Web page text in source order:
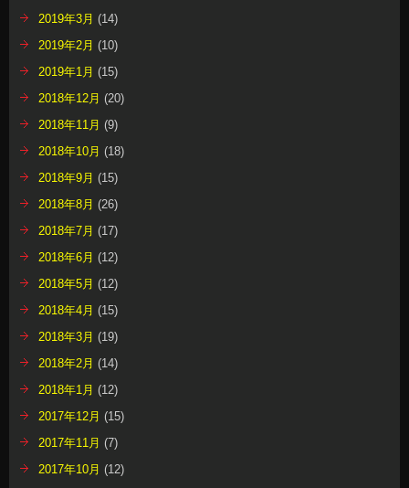
2019年3月 (14)
2019年2月 (10)
2019年1月 (15)
2018年12月 (20)
2018年11月 (9)
2018年10月 (18)
2018年9月 (15)
2018年8月 (26)
2018年7月 (17)
2018年6月 (12)
2018年5月 (12)
2018年4月 (15)
2018年3月 (19)
2018年2月 (14)
2018年1月 (12)
2017年12月 (15)
2017年11月 (7)
2017年10月 (12)